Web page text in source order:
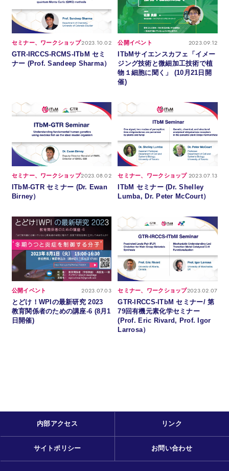
2023.10.02
セミナー、ワークショップ
GTR-IRCCS-RCMS-ITbM セミ
ナー (Prof. Sandeep Sharma）
2023.09.12
公開イベント
ITbMサイエンスカフェ「イメー
ジング技術と微細加工技術で植
物１細胞に聞く」 (10月21日開
催)
2023.08.02
セミナー、ワークショップ
ITbM-GTR セミナー (Dr. Ewan
Birney）
2023.07.13
セミナー、ワークショップ
ITbM セミナー (Dr. Shelley
Lumba, Dr. Peter McCourt）
2023.07.03
公開イベント
とどけ！WPIの最新研究 2023
教育関係者のための講座-6 (8月1
日開催)
2023.02.07
セミナー、ワークショップ
GTR-IRCCS-ITbM セミナー/ 第
79回有機元素化学セミナー
(Prof. Eric Rivard, Prof. Igor
Larrosa）
内部アクセス リンク
サイトポリシー お問い合わせ